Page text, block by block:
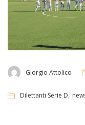
Giorgio Attolico
Dilettanti Serie D,